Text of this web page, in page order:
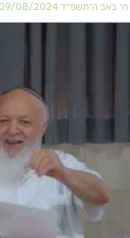
ה׳ באב ה׳תשפ״ד 08/2024